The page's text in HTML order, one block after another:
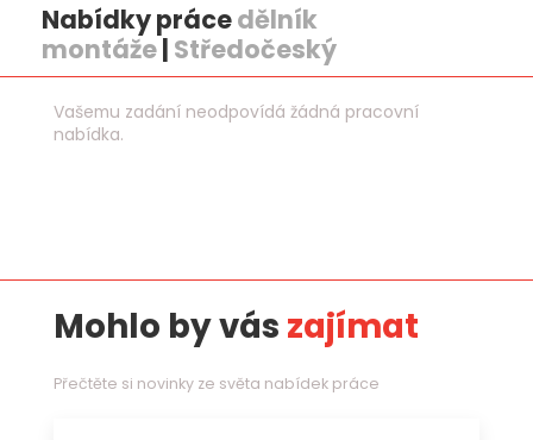
Nabídky prácedělník
montáže| Středočeský
Vašemu zadání neodpovídá žádná pracovní
nabídka.
Mohlo by vás zajímat
Přečtěte si novinky ze světa nabídek práce